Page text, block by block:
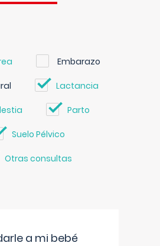
Embarazo
Lactancia
Parto
Suelo Pélvico
Otras consultas
a mi bebé